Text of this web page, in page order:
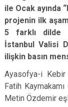
ile Ocak ayında
projenin ilk
5 farklı dilde
İstanbul Valisi
ilişkin basın
Ayasofya-i Kebir
Fatih
Metin Özdemir